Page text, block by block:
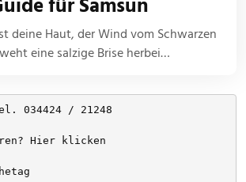
für Samsun
deine Haut, der Wind vom Schwarzen
eine salzige Brise herbei…
034424 / 21248
Hier klicken